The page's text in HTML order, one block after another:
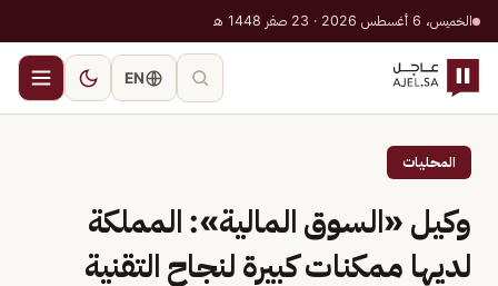
الخميس، 6 أغسطس 2026 · 23 صفر 1448 هـ
EN
المحليات
وكيل «السوق المالية»: المملكة
لديها ممكنات كبيرة لنجاح التقنية